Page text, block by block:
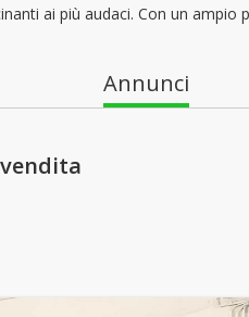
ai più audaci. Con un
Annunci